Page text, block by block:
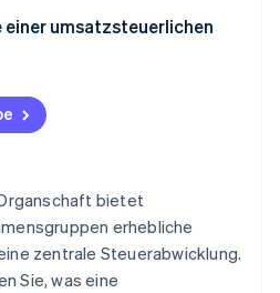
einer umsatzsteuerlichen
bietet
erhebliche
zentrale Steuerabwicklung.
Sie, was eine